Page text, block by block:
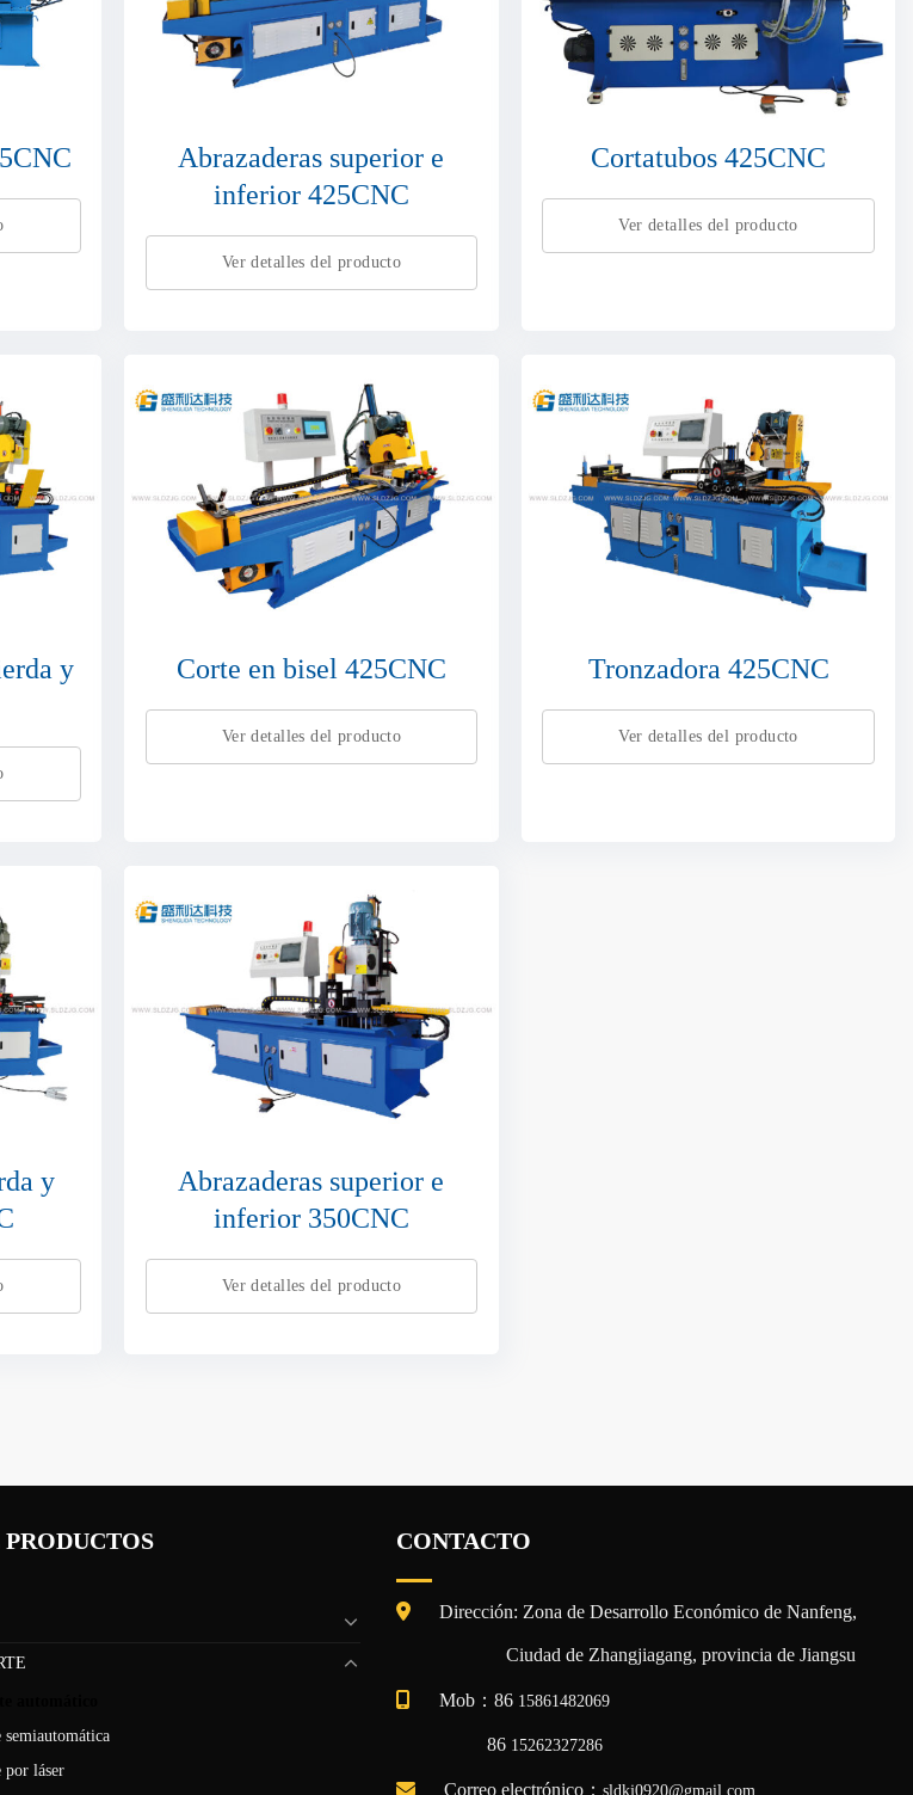
Abrazaderas superior e
inferior 425CNC
Ver detalles del producto
Cortatubos 425CNC
Ver detalles del producto
y
Corte en bisel 425CNC
Ver detalles del producto
Tronzadora 425CNC
Ver detalles del producto
y
Abrazaderas superior e
inferior 350CNC
Ver detalles del producto
por láser
CONTACTO
Dirección: Zona de Desarrollo Económico de Nanfeng,
Ciudad de Zhangjiagang, provincia de Jiangsu
Mob：86 15861482069
86 15262327286
Correo electrónico： sldkj0920@gmail.com